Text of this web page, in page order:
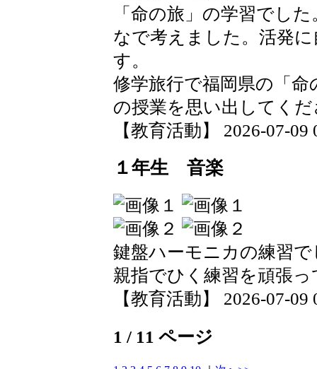
「命の旅」の学習でし
なで考えました。活発
す。
修学旅行で福岡県の「
の授業を思い出してく
【教育活動】 2026-07-09
１年生 音楽
鍵盤ハーモニカの練習
親指でひく練習を頑張
【教育活動】 2026-07-09
1 / 11 ページ